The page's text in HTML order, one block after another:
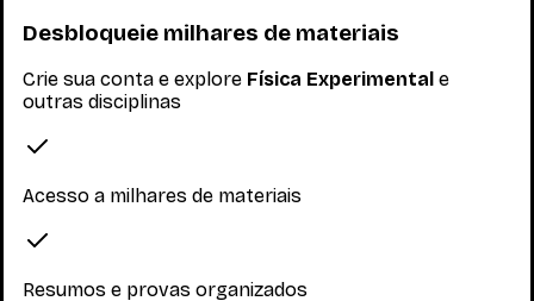
UNIVERSIDADE FEDERAL DE SANTA CATARINA
- Método científico. Medidas de grandezas físicas e
instrumentos de medidas. Algarismos significativos.
Materiais
Explore os materiais disponíveis
Desbloqueie milhares de materiais
Crie sua conta e explore Física Experimental e
outras disciplinas
Acesso a milhares de materiais
Resumos e provas organizados